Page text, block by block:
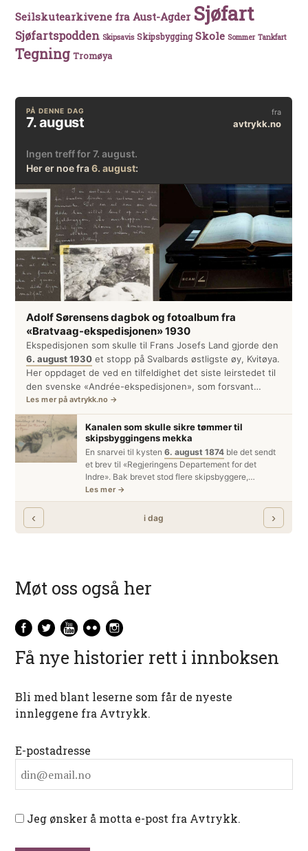
Seilskutearkivene fra Aust-Agder Sjøfart
Sjøfartspodden Skipsavis Skipsbygging Skole Sommer Tankfart
Tegning Tromøya
Møt oss også her
Få nye historier rett i innboksen
Bli med blant leserne som får de nyeste
innleggene fra Avtrykk.
E-postadresse
Jeg ønsker å motta e-post fra Avtrykk.